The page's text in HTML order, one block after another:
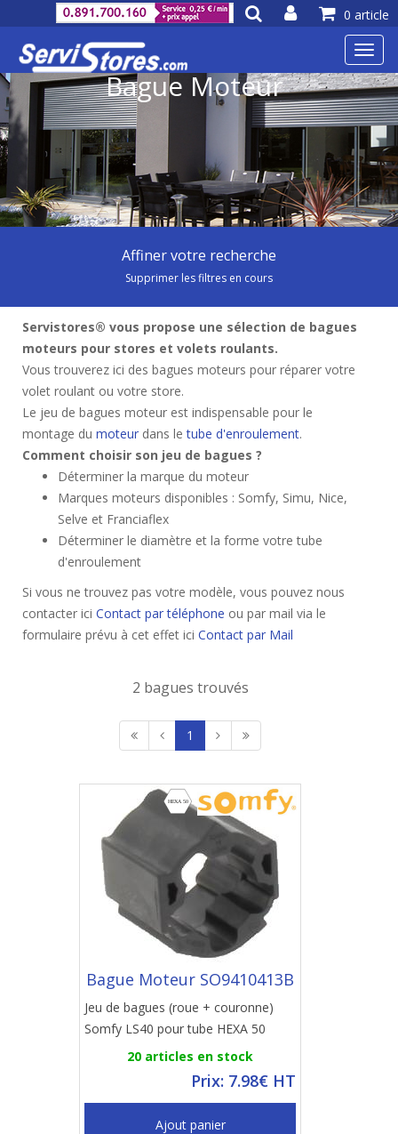
0 article
Bague Moteur
Affiner votre recherche
Supprimer les filtres en cours
Servistores® vous propose une sélection de bagues
moteurs pour stores et volets roulants.
Vous trouverez ici des bagues moteurs pour réparer votre
volet roulant ou votre store.
Le jeu de bagues moteur est indispensable pour le
montage du moteur dans letube d'enroulement.
Comment choisir son jeu de bagues ?
Déterminer la marque du moteur
Marques moteurs disponibles : Somfy, Simu, Nice,
Selve et Franciaflex
Déterminer le diamètre et la forme votre tube
d'enroulement
Si vous ne trouvez pas votre modèle, vous pouvez nous
contacter ici Contact par téléphone ou par mail via le
formulaire prévu à cet effet ici Contact par Mail
2 bagues trouvés
1
Bague Moteur SO9410413B
Jeu de bagues (roue + couronne)
Somfy LS40 pour tube HEXA 50
20 articles en stock
Prix: 7.98€ HT
Ajout panier